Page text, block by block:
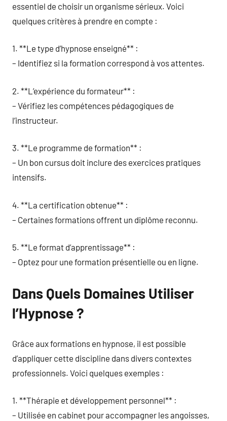
essentiel de choisir un organisme sérieux. Voici
quelques critères à prendre en compte :
1. **Le type d’hypnose enseigné** :
– Identifiez si la formation correspond à vos attentes.
2. **L’expérience du formateur** :
– Vérifiez les compétences pédagogiques de
l’instructeur.
3. **Le programme de formation** :
– Un bon cursus doit inclure des exercices pratiques
intensifs.
4. **La certification obtenue** :
– Certaines formations offrent un diplôme reconnu.
5. **Le format d’apprentissage** :
– Optez pour une formation présentielle ou en ligne.
Dans Quels Domaines Utiliser
l’Hypnose ?
Grâce aux formations en hypnose, il est possible
d’appliquer cette discipline dans divers contextes
professionnels. Voici quelques exemples :
1. **Thérapie et développement personnel** :
– Utilisée en cabinet pour accompagner les angoisses,